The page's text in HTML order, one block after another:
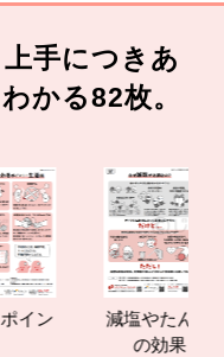
手につきあ
かる82枚。
減塩やたんぱく質
の効果と重要性